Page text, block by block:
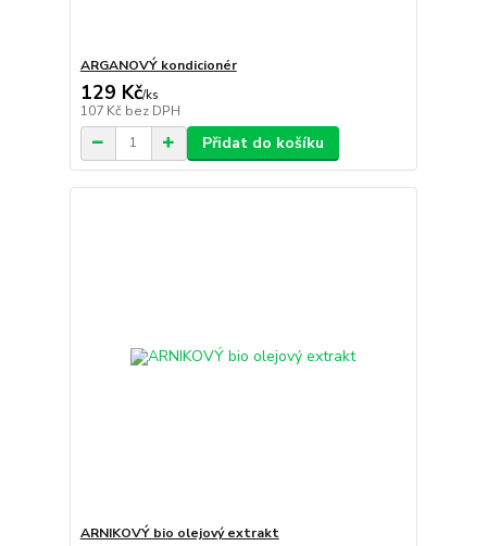
ARGANOVÝ kondicionér
129 Kč/ks
107 Kč bez DPH
Přidat do košíku
ARNIKOVÝ bio olejový extrakt